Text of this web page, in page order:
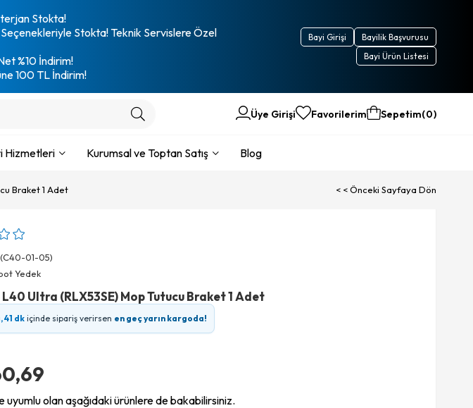
Stokta!
Stokta! Teknik Servislere Özel
%10 İndirim!
100 TL İndirim!
Bayilik Başvurusu
Bayi Girişi
Bayi Ürün Listesi
Üye Girişi Favorilerim Sepetim 0
Hizmetleri Kurumsal ve Toptan Satış Blog
Braket 1 Adet < < Önceki Sayfaya Dön
(C40-01-05)
Yedek
Ultra (RLX53SE) Mop Tutucu Braket 1 Adet
41 dk içinde sipariş verirsen en geç yarın kargoda!
uyumlu olan aşağıdaki ürünlere de bakabilirsiniz.